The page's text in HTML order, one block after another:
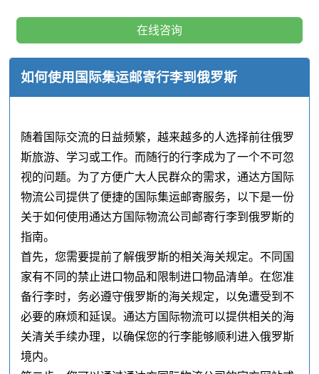
在线咨询
如何使用国际集运邮寄行李到俄罗斯
随着国际交流的日益频繁，越来越多的人选择前往俄罗
斯旅游、学习或工作。而随行的行李成为了一个不可忽
视的问题。为了方便广大人民群众的需求，通达方国际
物流公司提供了便捷的国际集运邮寄服务，以下是一份
关于如何使用通达方国际物流公司邮寄行李到俄罗斯的
指南。
首先，您需要提前了解俄罗斯的相关海关规定。不同国
家有不同的禁止进口物品和限制进口物品清单。在您准
备行李时，务必遵守俄罗斯的海关规定，以免遭受到不
必要的麻烦和延误。通达方国际物流可以提供相关的海
关清关手续办理，以确保您的行李能够顺利进入俄罗斯
境内。